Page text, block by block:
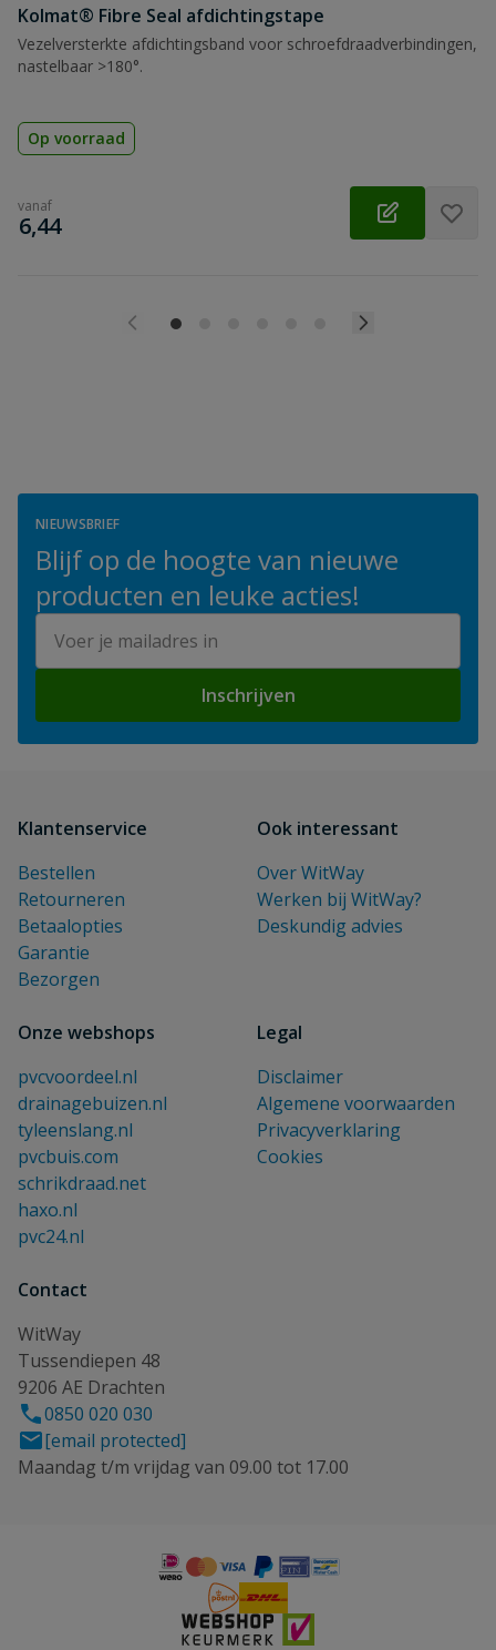
Kolmat® Fibre Seal afdichtingstape
Vezelversterkte afdichtingsband voor schroefdraadverbindingen,
nastelbaar >180°.
Op voorraad
vanaf
€
6,44
NIEUWSBRIEF
Blijf op de hoogte van nieuwe
producten en leuke acties!
Inschrijven
Klantenservice
Bestellen
Retourneren
Betaalopties
Garantie
Bezorgen
Ook interessant
Over WitWay
Werken bij WitWay?
Deskundig advies
Onze webshops
pvcvoordeel.nl
drainagebuizen.nl
tyleenslang.nl
pvcbuis.com
schrikdraad.net
haxo.nl
pvc24.nl
Legal
Disclaimer
Algemene voorwaarden
Privacyverklaring
Cookies
Contact
WitWay
Tussendiepen 48
9206 AE Drachten
0850 020 030
[email protected]
Maandag t/m vrijdag van 09.00 tot 17.00